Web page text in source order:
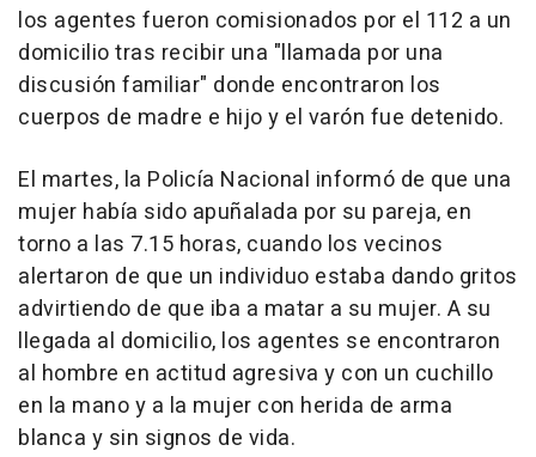
los agentes fueron comisionados por el 112 a un
domicilio tras recibir una "llamada por una
discusión familiar" donde encontraron los
cuerpos de madre e hijo y el varón fue detenido.
El martes, la Policía Nacional informó de que una
mujer había sido apuñalada por su pareja, en
torno a las 7.15 horas, cuando los vecinos
alertaron de que un individuo estaba dando gritos
advirtiendo de que iba a matar a su mujer. A su
llegada al domicilio, los agentes se encontraron
al hombre en actitud agresiva y con un cuchillo
en la mano y a la mujer con herida de arma
blanca y sin signos de vida.